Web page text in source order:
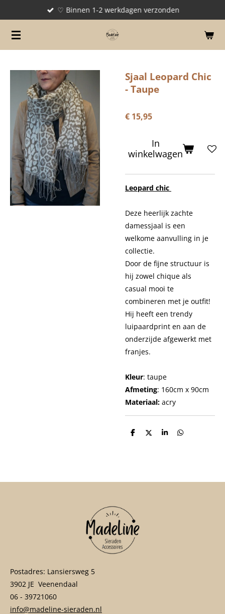
naar
de
♡ Binnen 1-2 werkdagen verzonden
Sjaal Leopard Chic
- Taupe
€ 15,95
In
winkelwagen
Leopard chic
Deze heerlijk zachte
damessjaal is een
welkome aanvulling in je
collectie.
Door de fijne structuur is
hij zowel chique als
casual mooi te
combineren met je outfit!
Hij heeft een trendy
luipaardprint en aan de
onderzijde afgewerkt met
franjes.
Kleur: taupe
Afmeting: 160cm x 90cm
Materiaal: acry
D
D
S
D
Postadres: Lansiersweg 5
3902 JE Veenendaal
06 - 39721060
info@madeline-sieraden.nl